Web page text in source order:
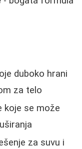
duboko hrani
za telo
koje se može
za suvu i